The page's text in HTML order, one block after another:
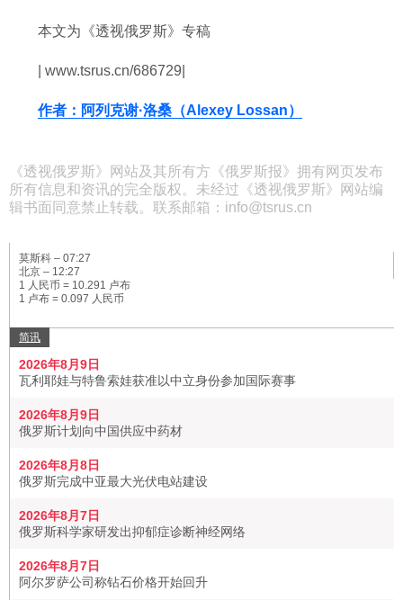
本文为《透视俄罗斯》专稿
| www.tsrus.cn/686729|
作者：阿列克谢·洛桑（Alexey Lossan）
《透视俄罗斯》网站及其所有方《俄罗斯报》拥有网页发布
所有信息和资讯的完全版权。未经过《透视俄罗斯》网站编
辑书面同意禁止转载。联系邮箱：info@tsrus.cn
莫斯科 – 07:27
北京 – 12:27
1 人民币 = 10.291 卢布
1 卢布 = 0.097 人民币
简讯
2026年8月9日
瓦利耶娃与特鲁索娃获准以中立身份参加国际赛事
2026年8月9日
俄罗斯计划向中国供应中药材
2026年8月8日
俄罗斯完成中亚最大光伏电站建设
2026年8月7日
俄罗斯科学家研发出抑郁症诊断神经网络
2026年8月7日
阿尔罗萨公司称钻石价格开始回升